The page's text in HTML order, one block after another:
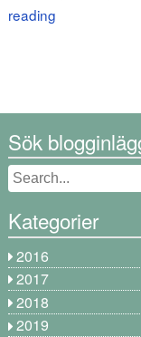
reading
Sök
Kategorier
2016
2017
2018
2019